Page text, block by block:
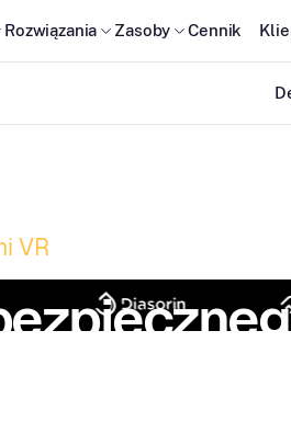
Rozwiązania Zasoby Cennik
VR